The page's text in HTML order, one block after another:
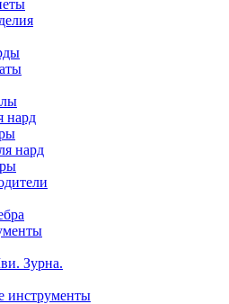
нард
нард
Зурна.
инструменты